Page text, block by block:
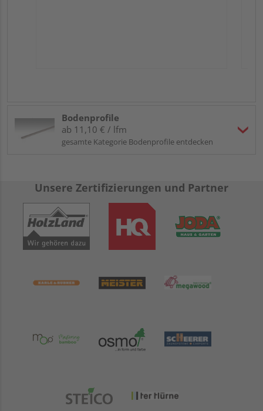
Bodenprofile
ab 11,10 € / lfm
gesamte Kategorie Bodenprofile entdecken
Unsere Zertifizierungen und Partner